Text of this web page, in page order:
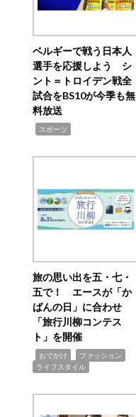
ベルギーで戦う日本人
選手を応援しよう シ
ント＝トロイデン戦全
試合をBS10が今季も無
料放送
スポーツ
旅の思い出を五・七・
五で！ エースが「か
ばんの日」に合わせ
「旅行川柳コンテス
ト」を開催
おでかけ ファッション
ライフスタイル